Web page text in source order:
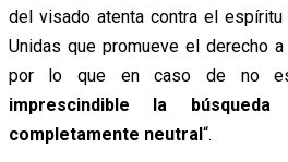
del visado atenta contra el
Unidas que promueve el derecho
por lo que en caso de no
imprescindible la
completamente neutral“.